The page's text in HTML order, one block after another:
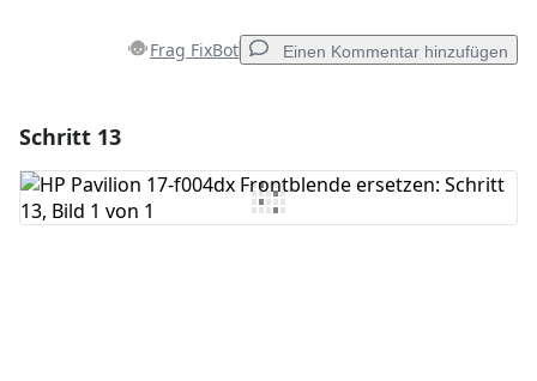
Frag FixBot Einen Kommentar hinzufügen
Kommentar hinzufügen
Schritt 13